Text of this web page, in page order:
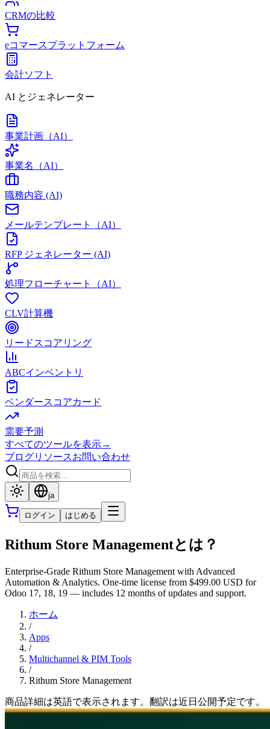
CRMの比較
eコマースプラットフォーム
会計ソフト
AI とジェネレーター
事業計画（AI）
事業名（AI）
職務内容 (AI)
メールテンプレート（AI）
RFP ジェネレーター (AI)
処理フローチャート（AI）
CLV計算機
リードスコアリング
ABCインベントリ
ベンダースコアカード
需要予測
すべてのツールを表示→
ブログリソースお問い合わせ
ja
ログイン はじめる
Rithum Store Managementとは？
Enterprise-Grade Rithum Store Management with Advanced
Automation & Analytics. One-time license from $499.00 USD for
Odoo 17, 18, 19 — includes 12 months of updates and support.
ホーム
/
Apps
/
Multichannel & PIM Tools
/
Rithum Store Management
商品詳細は英語で表示されます。翻訳は近日公開予定です。